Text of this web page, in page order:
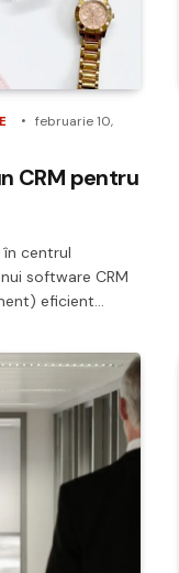
februarie 10,
CRM pentru
centrul
software CRM
eficient…